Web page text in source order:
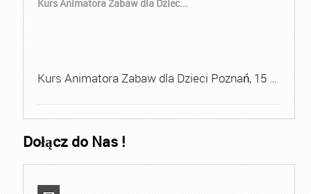
Kurs Animatora Zabaw dla Dziec...
Kurs Animatora Zabaw dla Dzieci Poznań, 15 …
Dołącz do Nas !